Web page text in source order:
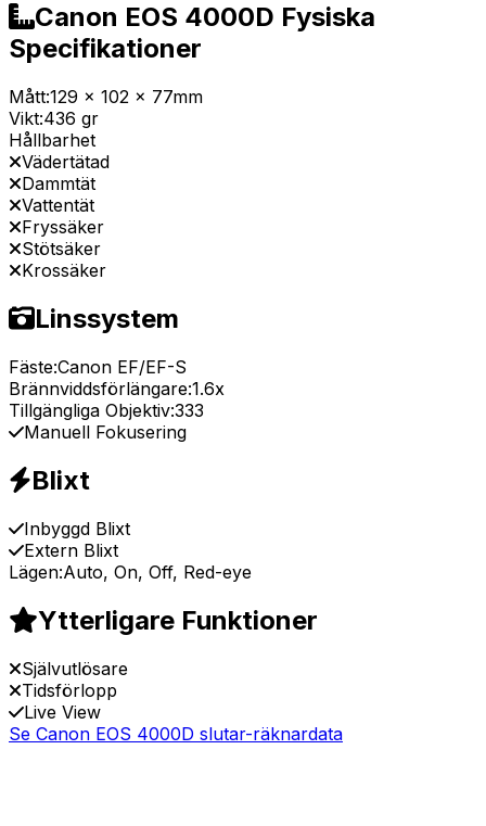
Canon EOS 4000D Fysiska
Specifikationer
Mått:129 x 102 x 77mm
Vikt:436 gr
Hållbarhet
Vädertätad
Dammtät
Vattentät
Fryssäker
Stötsäker
Krossäker
Linssystem
Fäste:Canon EF/EF-S
Brännviddsförlängare:1.6x
Tillgängliga Objektiv:333
Manuell Fokusering
Blixt
Inbyggd Blixt
Extern Blixt
Lägen:Auto, On, Off, Red-eye
Ytterligare Funktioner
Självutlösare
Tidsförlopp
Live View
Se Canon EOS 4000D slutar-räknardata